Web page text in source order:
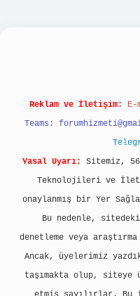
Reklam ve İletişim:
Teams:
Yasal Uyarı:
Sitemiz,
Teknolojileri ve
onaylanmış bir Yer
Bu nedenle,
denetleme veya araştırma
Ancak, üyelerimiz
taşımakta olup, siteye